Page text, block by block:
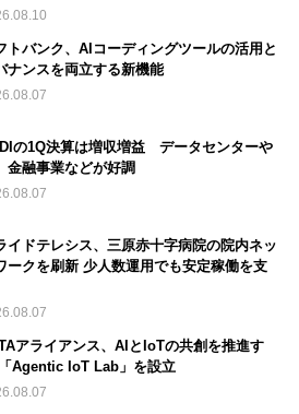
トバンク、AIコーディングツールの活用と
ナンスを両立する新機能
の1Q決算は増収増益 データセンターや
金融事業などが好調
イドテレシス、三原赤十字病院の院内ネッ
ークを刷新 少人数運用でも安定稼働を支
アライアンス、AIとIoTの共創を推進す
Agentic IoT Lab」を設立